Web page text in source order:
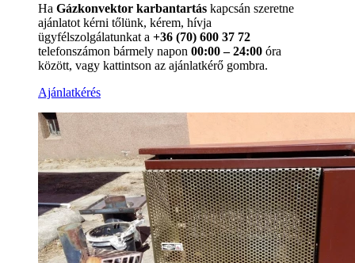
Ha Gázkonvektor karbantartás kapcsán szeretne
ajánlatot kérni tőlünk, kérem, hívja
ügyfélszolgálatunkat a +36 (70) 600 37 72
telefonszámon bármely napon 00:00 – 24:00 óra
között, vagy kattintson az ajánlatkérő gombra.
Ajánlatkérés